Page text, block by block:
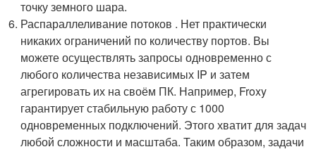
точку земного шара.
Распараллеливание потоков . Нет практически
никаких ограничений по количеству портов. Вы
можете осуществлять запросы одновременно с
любого количества независимых IP и затем
агрегировать их на своём ПК. Например, Froxy
гарантирует стабильную работу с 1000
одновременных подключений. Этого хватит для задач
любой сложности и масштаба. Таким образом, задачи